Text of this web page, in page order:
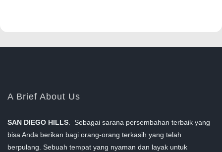
A Brief About Us
SAN DIEGO HILLS . Sebagai sarana persembahan terbaik yang
bisa Anda berikan bagi orang-orang terkasih yang telah
berpulang. Sebuah tempat yang nyaman dan layak untuk